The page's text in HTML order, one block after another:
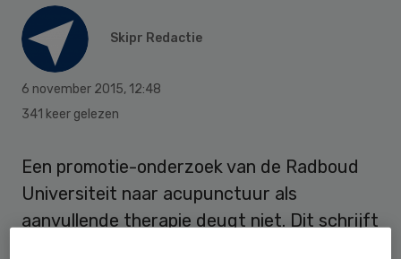
Skipr Redactie
6 november 2015, 12:48
341 keer gelezen
Een promotie-onderzoek van de Radboud
Universiteit naar acupunctuur als
aanvullende therapie deugt niet. Dit schrijft